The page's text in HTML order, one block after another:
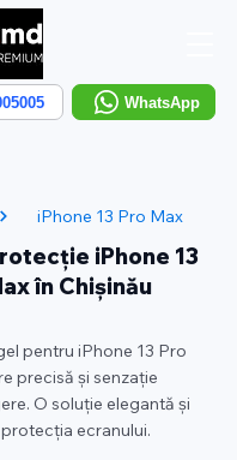
WhatsApp
iPhone 13 Pro Max
iPhone 13
în Chișinău
pentru iPhone 13 Pro
precisă și senzație
O soluție elegantă și
ecranului.